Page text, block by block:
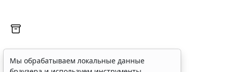
Мы обрабатываем локальные данные